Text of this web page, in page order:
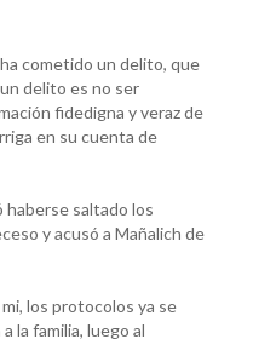
cometido un delito, que
delito es no ser
fidedigna y veraz de
en su cuenta de
haberse saltado los
y acusó a Mañalich de
los protocolos ya se
la familia, luego al